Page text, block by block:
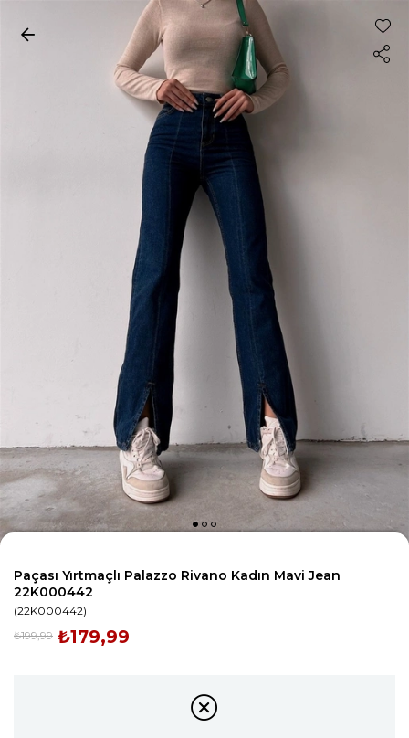
Paçası Yırtmaçlı Palazzo Rivano Kadın Mavi Jean
22K000442
(22K000442)
₺199,99 ₺179,99